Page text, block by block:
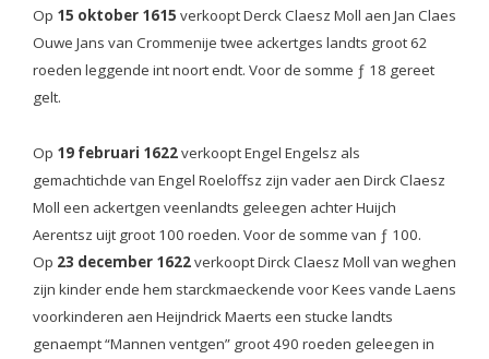
Op 15 oktober 1615 verkoopt Derck Claesz Moll aen Jan Claes
Ouwe Jans van Crommenije twee ackertges landts groot 62
roeden leggende int noort endt. Voor de somme ƒ 18 gereet
gelt.
Op 19 februari 1622verkoopt Engel Engelsz als
gemachtichde van Engel Roeloffsz zijn vader aen Dirck Claesz
Moll een ackertgen veenlandts geleegen achter Huijch
Aerentsz uijt groot 100 roeden. Voor de somme van ƒ 100.
Op 23 december 1622verkoopt Dirck Claesz Moll van weghen
zijn kinder ende hem starckmaeckende voor Kees vande Laens
voorkinderen aen Heijndrick Maerts een stucke landts
genaempt “Mannen ventgen” groot 490 roeden geleegen in